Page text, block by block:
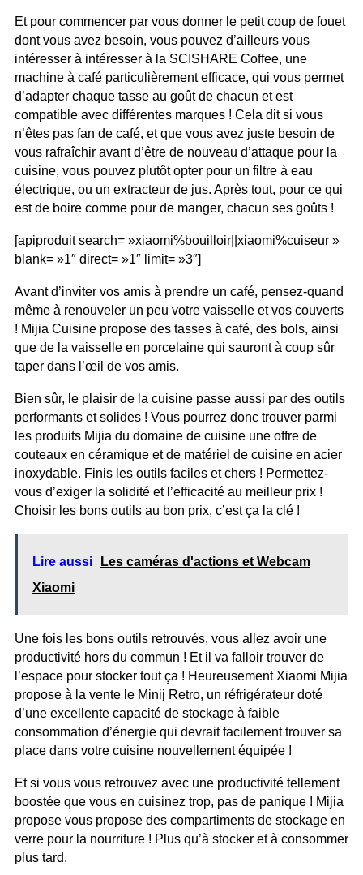
Et pour commencer par vous donner le petit coup de fouet
dont vous avez besoin, vous pouvez d’ailleurs vous
intéresser à intéresser à la SCISHARE Coffee, une
machine à café particulièrement efficace, qui vous permet
d’adapter chaque tasse au goût de chacun et est
compatible avec différentes marques ! Cela dit si vous
n’êtes pas fan de café, et que vous avez juste besoin de
vous rafraîchir avant d’être de nouveau d’attaque pour la
cuisine, vous pouvez plutôt opter pour un filtre à eau
électrique, ou un extracteur de jus. Après tout, pour ce qui
est de boire comme pour de manger, chacun ses goûts !
[apiproduit search= »xiaomi%bouilloir||xiaomi%cuiseur »
blank= »1″ direct= »1″ limit= »3″]
Avant d’inviter vos amis à prendre un café, pensez-quand
même à renouveler un peu votre vaisselle et vos couverts
! Mijia Cuisine propose des tasses à café, des bols, ainsi
que de la vaisselle en porcelaine qui sauront à coup sûr
taper dans l’œil de vos amis.
Bien sûr, le plaisir de la cuisine passe aussi par des outils
performants et solides ! Vous pourrez donc trouver parmi
les produits Mijia du domaine de cuisine une offre de
couteaux en céramique et de matériel de cuisine en acier
inoxydable. Finis les outils faciles et chers ! Permettez-
vous d’exiger la solidité et l’efficacité au meilleur prix !
Choisir les bons outils au bon prix, c’est ça la clé !
Lire aussi
Les caméras d'actions et Webcam
Xiaomi
Une fois les bons outils retrouvés, vous allez avoir une
productivité hors du commun ! Et il va falloir trouver de
l’espace pour stocker tout ça ! Heureusement Xiaomi Mijia
propose à la vente le Minij Retro, un réfrigérateur doté
d’une excellente capacité de stockage à faible
consommation d’énergie qui devrait facilement trouver sa
place dans votre cuisine nouvellement équipée !
Et si vous vous retrouvez avec une productivité tellement
boostée que vous en cuisinez trop, pas de panique ! Mijia
propose vous propose des compartiments de stockage en
verre pour la nourriture ! Plus qu’à stocker et à consommer
plus tard.